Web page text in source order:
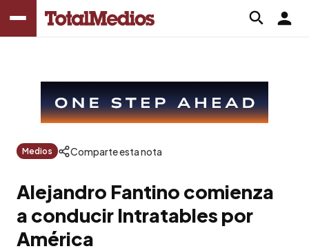
Medios Comparte esta nota
Alejandro Fantino comienza
a conducir Intratables por
América